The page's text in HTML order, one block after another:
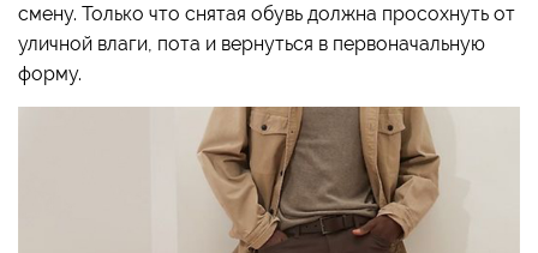
смену. Только что снятая обувь должна просохнуть от
уличной влаги, пота и вернуться в первоначальную
форму.